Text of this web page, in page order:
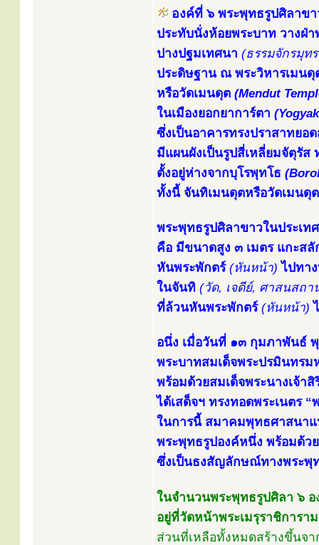
องค์ที่ ๖ พระพุทธรูปศิลาขา
ประทับนั่งห้อยพระบาท วางฝ่
ปางปฐมเทศนา (ธรรมจักรมุทร
ประดิษฐาน ณ พระวิหารเมน
หรือวัดเมนดุต (Mendut
ในเมืองยอกยาการ์ตา
ซึ่งเป็นอาคารทรงปราสาทยอ
มีแผนผังเป็นรูปสี่เหลี่ยมจัตุรั
ตั้งอยู่ห่างจากบุโรพุทโธ
ทั้งนี้ จันทิเมนดุตหรือวัดเมนดุ
พระพุทธรูปศิลาขาวในประเ
คือ มีขนาดสูง ๓ เมตร แกะส
หันพระพักตร์ (หันหน้า) ไปทา
ในจันทิ (วัด, เจดีย์, ศาสนสถา
ที่ล้วนหันพระพักตร์ (หันหน้า)
อนึ่ง เมื่อวันที่ ๑๓ กุมภาพันธ์
พระบาทสมเด็จพระปรมินทร
พร้อมด้วยสมเด็จพระนางเจ้า
ได้เสด็จฯ ทรงทอดพระเนตร
ในการนี้ สมาคมพุทธศาสนาแ
พระพุทธรูปองค์หนึ่ง พร้อมด้ว
ซึ่งเป็นธงสัญลักษณ์ทางพระพุ
ในจำนวนพระพุทธรูปศิลา ๖ อ
อยู่ที่วัดหน้าพระเมรุราชิการา
ส่วนที่เหลือทั้งหมดสร้างขึ้นจา